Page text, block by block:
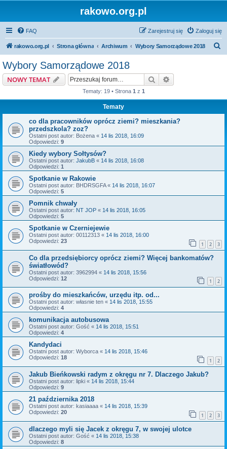
rakowo.org.pl
FAQ Zaloguj się
Zarejestruj się
rakowo.org.pl Strona główna Archiwum Wybory Samorządowe 2018
Wybory Samorządowe 2018
NOWY TEMAT Szukaj
Tematy: 19 • Strona 1 z 1
Tematy
co dla pracowników oprócz ziemi? mieszkania?
przedszkola? zoz?
Ostatni post autor: Bożena « 14 lis 2018, 16:09
Odpowiedzi: 9
Kiedy wybory Sołtysów?
Ostatni post autor: JakubB « 14 lis 2018, 16:08
Odpowiedzi: 1
Spotkanie w Rakowie
Ostatni post autor: BHDRSGFA« 14 lis 2018, 16:07
Odpowiedzi: 5
Pomnik chwały
Ostatni post autor: NT JOP « 14 lis 2018, 16:05
Odpowiedzi: 5
Spotkanie w Czerniejewie
Ostatni post autor: 00112313 « 14 lis 2018, 16:00
Odpowiedzi: 23 1 2 3
Co dla przedsiębiorcy oprócz ziemi? Więcej bankomatów?
światłowód?
Ostatni post autor: 3962994 « 14 lis 2018, 15:56
Odpowiedzi: 12 1 2
prośby do mieszkańców, urzędu itp. od...
Ostatni post autor: własnie ten « 14 lis 2018, 15:55
Odpowiedzi: 4
komunikacja autobusowa
Ostatni post autor: Gość « 14 lis 2018, 15:51
Odpowiedzi: 4
Kandydaci
Ostatni post autor: Wyborca « 14 lis 2018, 15:46
Odpowiedzi: 18 1 2
Jakub Bieńkowski radym z okręgu nr 7. Dlaczego Jakub?
Ostatni post autor: lipki « 14 lis 2018, 15:44
Odpowiedzi: 9
21 października 2018
Ostatni post autor: kasiaaaa « 14 lis 2018, 15:39
Odpowiedzi: 20 1 2 3
dlaczego myli się Jacek z okręgu 7, w swojej ulotce
Ostatni post autor: Gość « 14 lis 2018, 15:38
Odpowiedzi: 8